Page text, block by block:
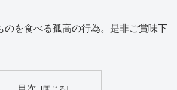
のを食べる孤高の行為。是非ご賞味下